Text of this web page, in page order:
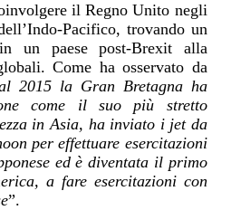
il Regno Unito negli
’Indo-Pacifico, trovando un
un paese post-Brexit alla
Come ha osservato da
2015 la Gran Bretagna ha
come il suo più stretto
in Asia, ha inviato i jet da
per effettuare esercitazioni
ed è diventata il primo
a fare esercitazioni con
”.